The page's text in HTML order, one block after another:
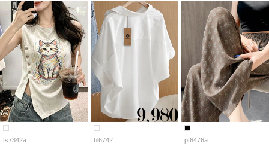
ts7342a bl6742 pt6476a